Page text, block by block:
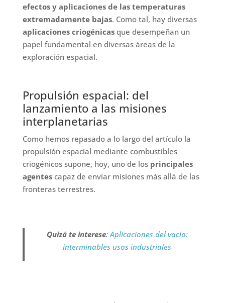
efectos y aplicaciones de las temperaturas
extremadamente bajas. Como tal, hay diversas
aplicaciones criogénicasque desempeñan un
papel fundamental en diversas áreas de la
exploración espacial.
Propulsión espacial: del
lanzamiento a las misiones
interplanetarias
Como hemos repasado a lo largo del artículo la
propulsión espacial mediante combustibles
criogénicos supone, hoy, uno de los principales
agentescapaz de enviar misiones más allá de las
fronteras terrestres.
Quizá te interese:Aplicaciones del vacío:
interminables usos industriales